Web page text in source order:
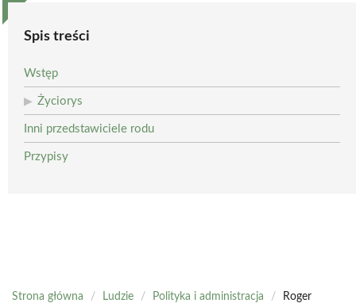
Spis treści
Wstęp
Życiorys
Inni przedstawiciele rodu
Przypisy
Strona główna / Ludzie / Polityka i administracja /
Roger